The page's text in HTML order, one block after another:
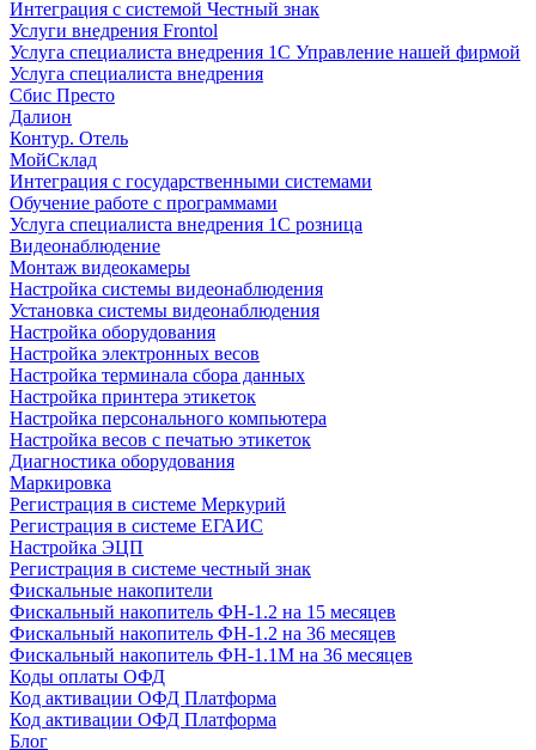
Интеграция с системой Честный знак
Услуги внедрения Frontol
Услуга специалиста внедрения 1С Управление нашей фирмой
Услуга специалиста внедрения
Сбис Престо
Далион
Контур. Отель
МойСклад
Интеграция с государственными системами
Обучение работе с программами
Услуга специалиста внедрения 1С розница
Видеонаблюдение
Монтаж видеокамеры
Настройка системы видеонаблюдения
Установка системы видеонаблюдения
Настройка оборудования
Настройка электронных весов
Настройка терминала сбора данных
Настройка принтера этикеток
Настройка персонального компьютера
Настройка весов с печатью этикеток
Диагностика оборудования
Маркировка
Регистрация в системе Меркурий
Регистрация в системе ЕГАИС
Настройка ЭЦП
Регистрация в системе честный знак
Фискальные накопители
Фискальный накопитель ФН-1.2 на 15 месяцев
Фискальный накопитель ФН-1.2 на 36 месяцев
Фискальный накопитель ФН-1.1М на 36 месяцев
Коды оплаты ОФД
Код активации ОФД Платформа
Код активации ОФД Платформа
Блог